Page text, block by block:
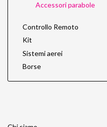
Accessori parabole
Controllo Remoto
Kit
Sistemi aerei
Borse